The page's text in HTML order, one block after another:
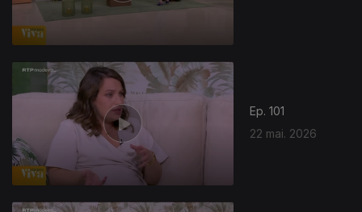
Ep. 101
22 mai. 2026